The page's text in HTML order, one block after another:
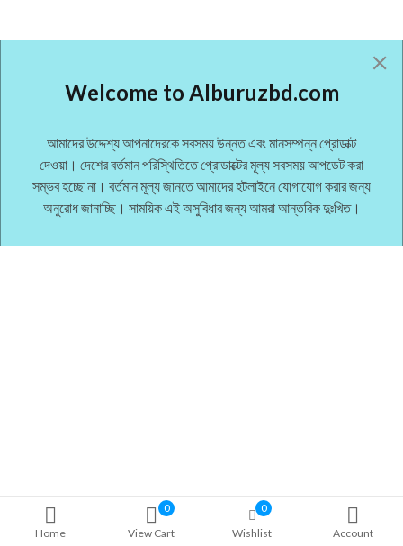
Home
0
View Cart
0
Wishlist
Account
Welcome to Alburuzbd.com
আমাদের উদ্দেশ্য আপনাদেরকে সবসময় উন্নত এবং মানসম্পন্ন প্রোডাক্ট
দেওয়া। দেশের বর্তমান পরিস্থিতিতে প্রোডাক্টের মূল্য সবসময় আপডেট করা
সম্ভব হচ্ছে না। বর্তমান মূল্য জানতে আমাদের হটলাইনে যোগাযোগ করার জন্য
অনুরোধ জানাচ্ছি। সাময়িক এই অসুবিধার জন্য আমরা আন্তরিক দুঃখিত।